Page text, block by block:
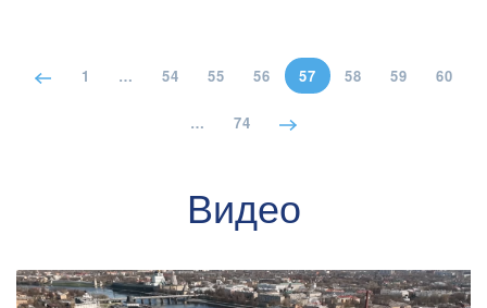
1 … 54 55 56 57 58 59 60
… 74
Видео